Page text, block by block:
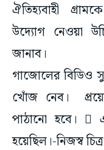
ঐতিহ্যবাহী
উদ্যোগ নেওয়া
জানাব।
গাজোলের বিডিও
খোঁজ নেব।
পাঠানো হবে। 
হয়েছিল।-নিজস্ব চিত্র